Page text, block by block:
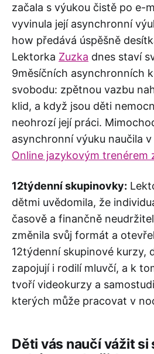
začala s výukou čistě po e-
vyvinula její asynchronní
how předává úspěšně
Lektorka Zuzka dnes staví
9měsíčních asynchronních
svobodu: zpětnou vazbu
klid, a když jsou děti
neohrozí její práci.
asynchronní výuku naučila
Online jazykovým trenérem
12týdenní skupinovky:
dětmi uvědomila, že
časově a finančně
změnila svůj formát a
12týdenní skupinové kurzy,
zapojují i rodilí mluvčí, a k
tvoří videokurzy a
kterých může pracovat v
Děti vás naučí vážit si